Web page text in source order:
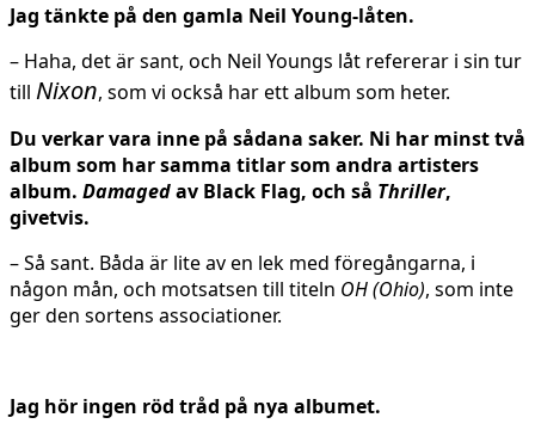
Jag tänkte på den gamla Neil Young-låten.
– Haha, det är sant, och Neil Youngs låt refererar i sin tur
till Nixon, som vi också har ett album som heter.
Du verkar vara inne på sådana saker. Ni har minst två
album som har samma titlar som andra artisters
album. Damagedav Black Flag, och så Thriller,
givetvis.
– Så sant. Båda är lite av en lek med föregångarna, i
någon mån, och motsatsen till titeln OH (Ohio), som inte
ger den sortens associationer.
Jag hör ingen röd tråd på nya albumet.